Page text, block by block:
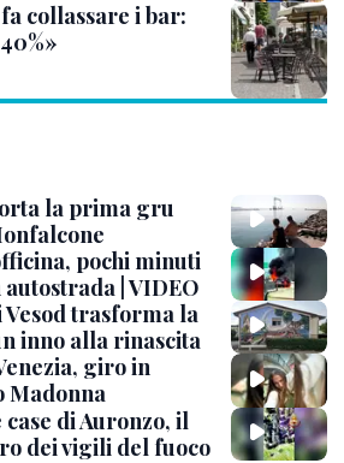
collassare i bar:
la prima gru
pochi minuti
| VIDEO
trasforma la
inno alla rinascita
giro in
Madonna
di Auronzo, il
dei vigili del fuoco